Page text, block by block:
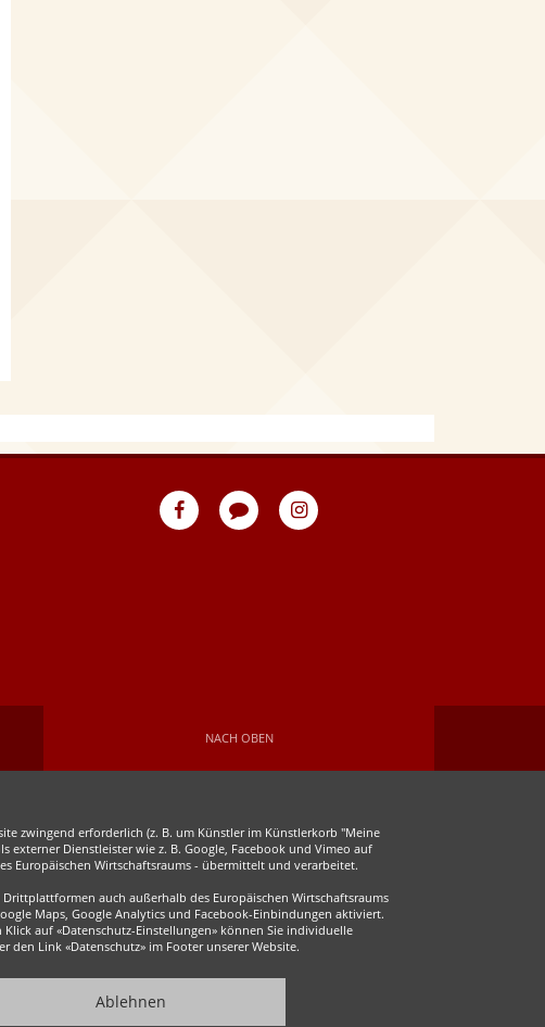
eventpeppersBlog
eventpeppers
NACH OBEN
zwingend erforderlich (z. B. um Künstler im Künstlerkorb "Meine
Dienstleister wie z. B. Google, Facebook und Vimeo auf
Europäischen Wirtschaftsraums - übermittelt und verarbeitet.
auch außerhalb des Europäischen Wirtschaftsraums
Maps, Google Analytics und Facebook-Einbindungen aktiviert.
auf «Datenschutz-Einstellungen» können Sie individuelle
Link «Datenschutz» im Footer unserer Website.
Ablehnen